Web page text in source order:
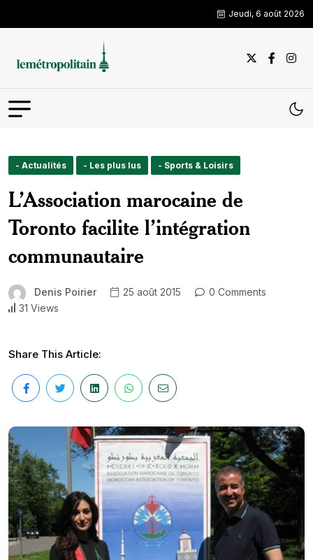
Jeudi, 6 août 2026
- Actualités - Les plus lus - Sports & Loisirs
L’Association marocaine de
Toronto facilite l’intégration
communautaire
Denis Poirier 25 août 2015
0 Comments
31 Views
Share This Article: